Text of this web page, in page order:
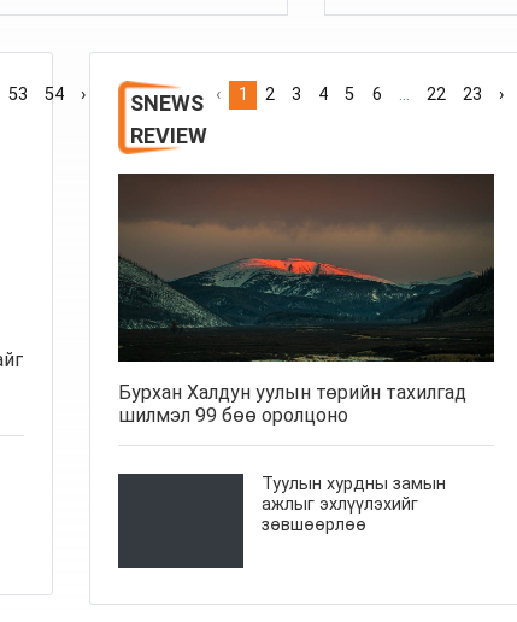
53 54 ›
SNEWS
REVIEW
‹ 1 2 3 4 5 6 ... 22 23 ›
Бурхан Халдун уулын төрийн тахилгад
шилмэл 99 бөө оролцоно
Туулын хурдны замын
ажлыг эхлүүлэхийг
зөвшөөрлөө